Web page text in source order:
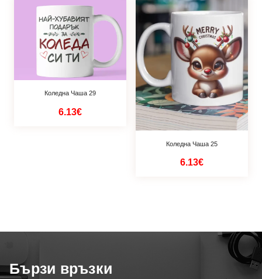
Коледна Чаша 29
6.13€
Коледна Чаша 25
6.13€
Бързи връзки